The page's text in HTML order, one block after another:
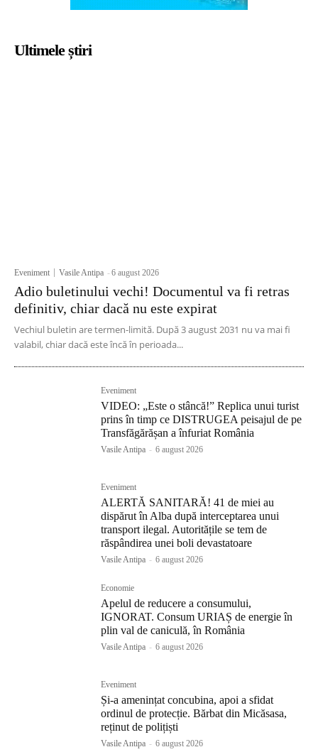
Ultimele știri
Eveniment Vasile Antipa -6 august 2026
Adio buletinului vechi! Documentul va fi retras
definitiv, chiar dacă nu este expirat
Vechiul buletin are termen-limită. După 3 august 2031 nu va mai fi
valabil, chiar dacă este încă în perioada...
Eveniment
VIDEO: „Este o stâncă!” Replica unui turist
prins în timp ce DISTRUGEA peisajul de pe
Transfăgărășan a înfuriat România
Vasile Antipa - 6 august 2026
Eveniment
ALERTĂ SANITARĂ! 41 de miei au
dispărut în Alba după interceptarea unui
transport ilegal. Autoritățile se tem de
răspândirea unei boli devastatoare
Vasile Antipa - 6 august 2026
Economie
Apelul de reducere a consumului,
IGNORAT. Consum URIAȘ de energie în
plin val de caniculă, în România
Vasile Antipa - 6 august 2026
Eveniment
Și-a amenințat concubina, apoi a sfidat
ordinul de protecție. Bărbat din Micăsasa,
reținut de polițiști
Vasile Antipa - 6 august 2026